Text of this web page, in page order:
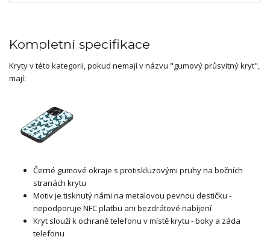
Kompletní specifikace
Kryty v této kategorii, pokud nemají v názvu "gumový průsvitný kryt",
mají:
Černé gumové okraje s protiskluzovými pruhy na bočních
stranách krytu
Motiv je tisknutý námi na metalovou pevnou destičku -
nepodporuje NFC platbu ani bezdrátové nabíjení
Kryt slouží k ochraně telefonu v místě krytu - boky a záda
telefonu